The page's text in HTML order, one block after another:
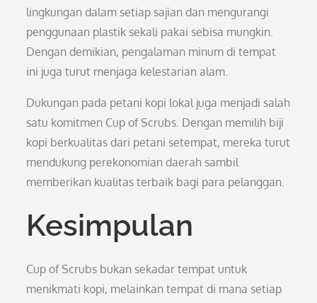
lingkungan dalam setiap sajian dan mengurangi
penggunaan plastik sekali pakai sebisa mungkin.
Dengan demikian, pengalaman minum di tempat
ini juga turut menjaga kelestarian alam.
Dukungan pada petani kopi lokal juga menjadi salah
satu komitmen Cup of Scrubs. Dengan memilih biji
kopi berkualitas dari petani setempat, mereka turut
mendukung perekonomian daerah sambil
memberikan kualitas terbaik bagi para pelanggan.
Kesimpulan
Cup of Scrubs bukan sekadar tempat untuk
menikmati kopi, melainkan tempat di mana setiap